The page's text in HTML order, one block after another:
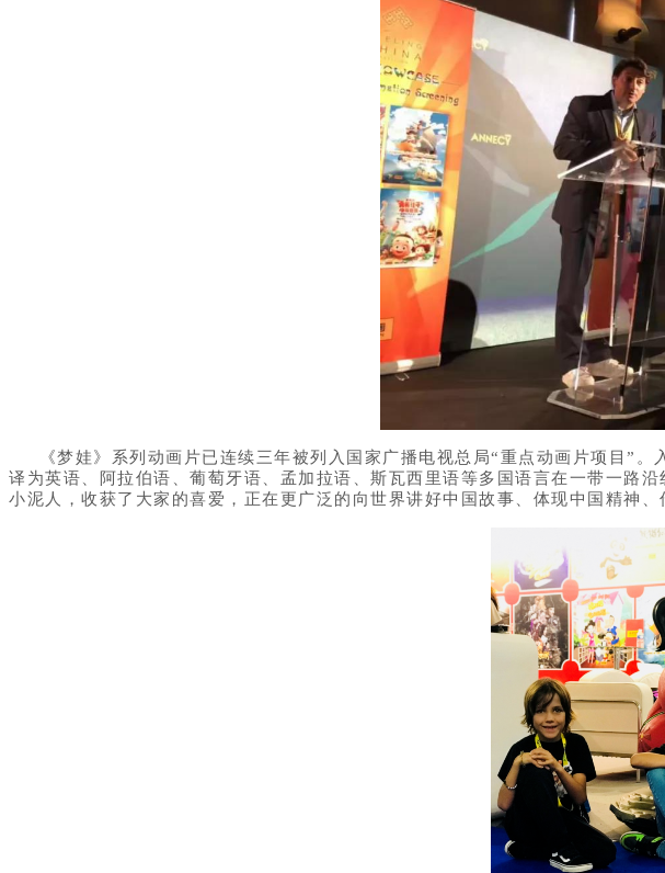
《梦娃》系列动画片已连续三年被列入国家广播电视总局“重点动画片项目”。
译为英语、阿拉伯语、葡萄牙语、孟加拉语、斯瓦西里语等多国语言在一带一路
小泥人，收获了大家的喜爱，正在更广泛的向世界讲好中国故事、体现中国精神、